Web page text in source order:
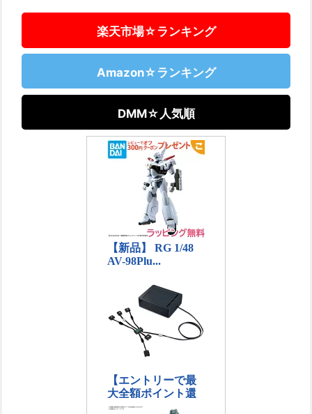
楽天市場☆ランキング
Amazon☆ランキング
DMM☆人気順